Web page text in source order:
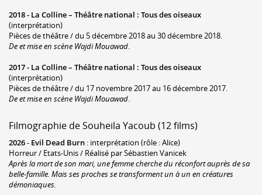
2018 - La Colline – Théâtre national : Tous des oiseaux
(interprétation)
Pièces de théâtre / du 5 décembre 2018 au 30 décembre 2018.
De et mise en scène Wajdi Mouawad.
2017 - La Colline – Théâtre national : Tous des oiseaux
(interprétation)
Pièces de théâtre / du 17 novembre 2017 au 16 décembre 2017.
De et mise en scène Wajdi Mouawad.
Filmographie de Souheila Yacoub (12 films)
2026- Evil Dead Burn : interprétation (rôle : Alice)
Horreur / Etats-Unis / Réalisé par Sébastien Vanicek
Après la mort de son mari, une femme cherche du réconfort auprès de sa
belle-famille. Mais ses proches se transforment un à un en créatures
démoniaques.